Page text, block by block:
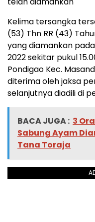
Kelima tersangka
(53) Thn RR (43)
yang diamankan
2022 sekitar pukul
Pondigao Kec.
diterima oleh jaksa
selanjutnya diadili di
BACA JUGA : 3
Sabung Ayam
Tana Toraja